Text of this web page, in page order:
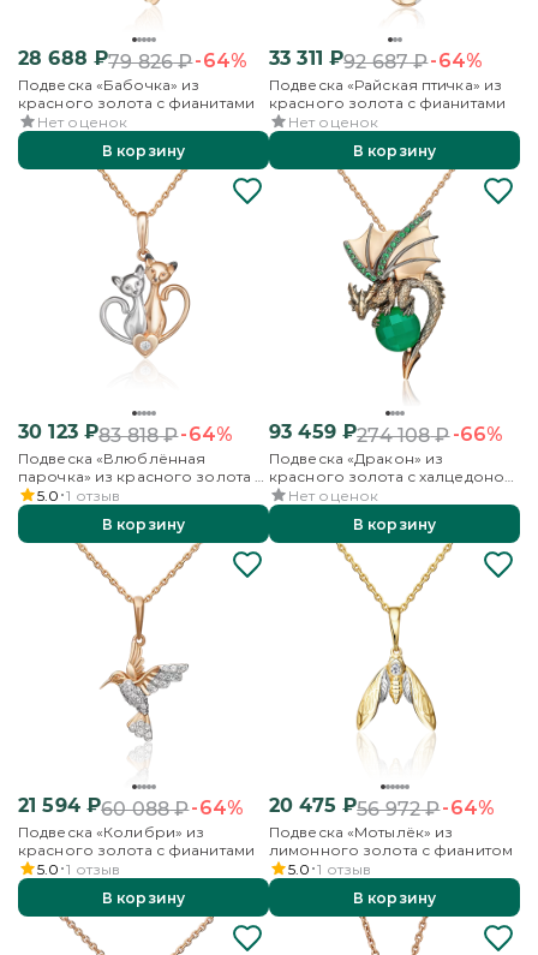
28 688 ₽79 826₽-64%
Подвеска «Бабочка» из
красного золота с фианитами
Нет оценок
В корзину
33 311 ₽92 687₽-64%
Подвеска «Райская птичка» из
красного золота с фианитами
Нет оценок
В корзину
30 123₽83 818₽-64%
Подвеска «Влюблённая
парочка» из красного золота с
фианитом
5.0 1 отзыв
В корзину
93 459₽274 108₽-66%
Подвеска «Дракон» из
красного золота с халцедоном
и фианитами
Нет оценок
В корзину
21 594₽60 088₽-64%
Подвеска «Колибри» из
красного золота с фианитами
5.0 1 отзыв
В корзину
20 475 ₽56 972₽-64%
Подвеска «Мотылёк» из
лимонного золота с фианитом
5.0 1 отзыв
В корзину